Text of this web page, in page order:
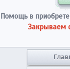
Помощь в
Закрываем